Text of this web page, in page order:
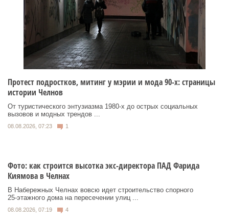
Протест подростков, митинг у мэрии и мода 90-х: страницы
истории Челнов
От туристического энтузиазма 1980‑х до острых социальных
вызовов и модных трендов ...
08.08.2026, 07:23 1
Фото: как строится высотка экс-директора ПАД Фарида
Киямова в Челнах
В Набережных Челнах вовсю идет строительство спорного
25‑этажного дома на пересечении улиц ...
08.08.2026, 07:19 4